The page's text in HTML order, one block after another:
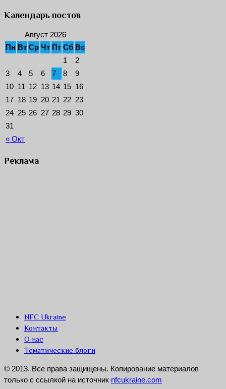
Календарь постов
Август 2026
Пн Вт Ср Чт Пт Сб Вс
« Окт
1
2
3
4 5 6 7 8
9
10 11 12 13 14 15 16
17 18 19 20 21 22 23
24 25 26 27 28 29 30
31
Реклама
NFC Ukraine
Контакты
О нас
Тематические блоги
© 2013. Все права защищены. Копирование материалов
только с ссылкой на источник nfcukraine.com